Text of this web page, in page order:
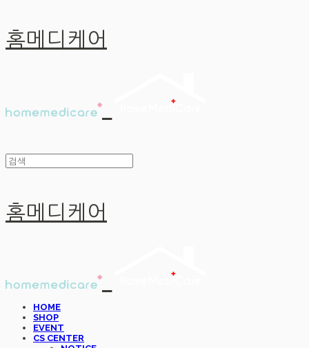
홈메디케어
홈메디케어
HOME
SHOP
EVENT
CS CENTER